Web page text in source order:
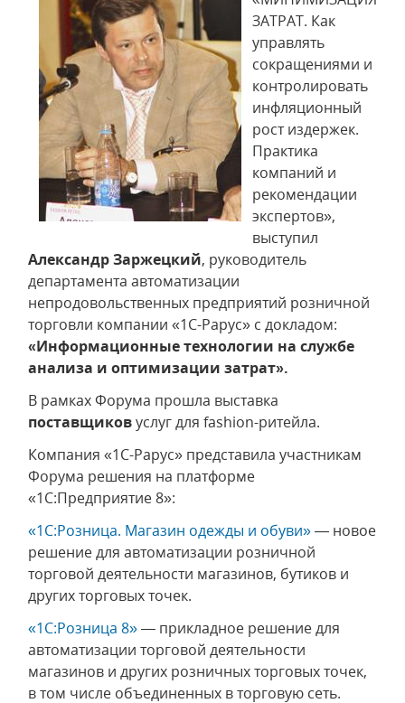
ЗАТРАТ. Как
управлять
сокращениями и
контролировать
инфляционный
рост издержек.
Практика
компаний и
рекомендации
экспертов»,
выступил
Александр Заржецкий, руководитель
департамента автоматизации
непродовольственных предприятий розничной
торговли компании «1С-Рарус» с докладом:
«Информационные технологии на службе
анализа и оптимизации затрат».
В рамках Форума прошла выставка
поставщиковуслуг для fashion-ритейла.
Компания «1С-Рарус» представила участникам
Форума решения на платформе
«1С:Предприятие 8»:
«1С:Розница. Магазин одежды и обуви»— новое
решение для автоматизации розничной
торговой деятельности магазинов, бутиков и
других торговых точек.
«1С:Розница 8»— прикладное решение для
автоматизации торговой деятельности
магазинов и других розничных торговых точек,
в том числе объединенных в торговую сеть.